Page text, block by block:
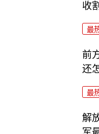
收
最
前
还
最
解